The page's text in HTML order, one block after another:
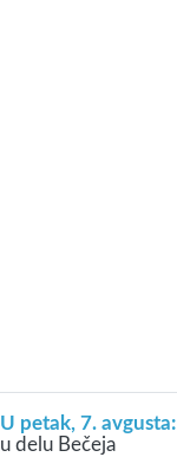
U petak, 7. avgusta:
u delu Bečeja